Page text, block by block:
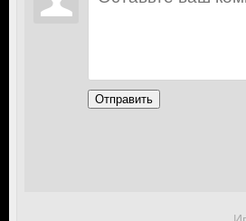
Отправить